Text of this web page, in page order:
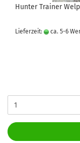
Hunter Trainer
Lieferzeit: ca. 5-6